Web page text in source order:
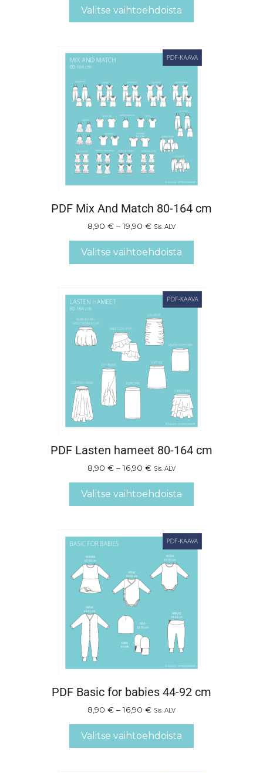
Valitse vaihtoehdoista
PDF Mix And Match 80-164 cm
8,90 € – 19,90 € Sis. ALV
Valitse vaihtoehdoista
PDF Lasten hameet 80-164 cm
8,90 € – 16,90 € Sis. ALV
Valitse vaihtoehdoista
PDF Basic for babies 44-92 cm
8,90 € – 16,90 € Sis. ALV
Valitse vaihtoehdoista